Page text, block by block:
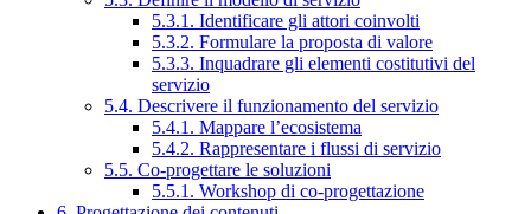
5.3.1. Identificare gli attori coinvolti
5.3.2. Formulare la proposta di valore
5.3.3. Inquadrare gli elementi costitutivi del
servizio
5.4. Descrivere il funzionamento del servizio
5.4.1. Mappare l’ecosistema
5.4.2. Rappresentare i flussi di servizio
5.5. Co-progettare le soluzioni
5.5.1. Workshop di co-progettazione